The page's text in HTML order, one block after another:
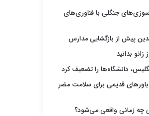
جنگلی با فناوری‌های
زانو بدانید
دانشگاه‌ها را تضعیف کرد
باورهای قدیمی برای سلامت مضر
زمانی واقعی می‌شود؟